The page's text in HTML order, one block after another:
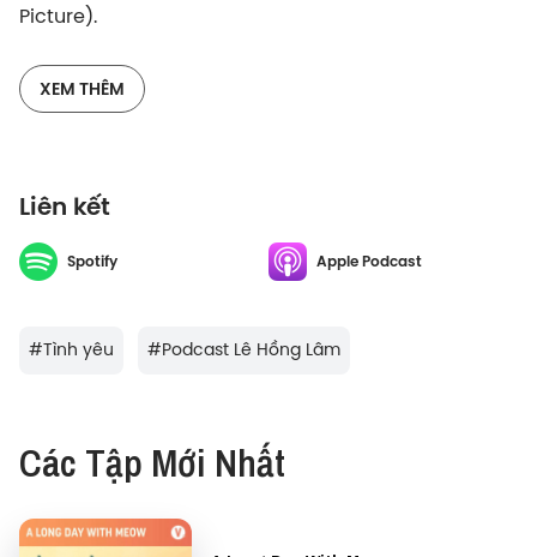
Picture).
Ông từng có một chuyện tình đẹp đẽ và tận hiến với
nữ diễn viên gạo cội Meryl Streep. Họ đã yêu nhau,
điệu điện ảnh nhắc lại, như một huyền thoại.
Trong tập A Long Day With Meow này, hãy cùng anh
tình đầy kì lạ của John Cazale.
XEM THÊM
Liên kết
Spotify Apple Podcast
#Tình yêu #Podcast Lê Hồng Lâm
Các Tập Mới Nhất